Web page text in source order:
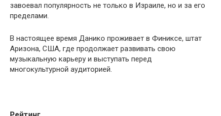
завоевал популярность не только в Израиле, но и за его
пределами.
В настоящее время Данико проживает в Финиксе, штат
Аризона, США, где продолжает развивать свою
музыкальную карьеру и выступать перед
многокультурной аудиторией.